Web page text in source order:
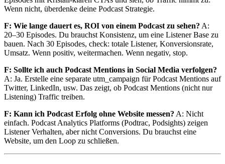
Wenn nicht, überdenke deine Podcast Strategie.
F: Wie lange dauert es, ROI von einem Podcast zu sehen? A:
20–30 Episodes. Du brauchst Konsistenz, um eine Listener Base zu
bauen. Nach 30 Episodes, check: totale Listener, Konversionsrate,
Umsatz. Wenn positiv, weitermachen. Wenn negativ, stop.
F: Sollte ich auch Podcast Mentions in Social Media verfolgen?
A: Ja. Erstelle eine separate utm_campaign für Podcast Mentions auf
Twitter, LinkedIn, usw. Das zeigt, ob Podcast Mentions (nicht nur
Listening) Traffic treiben.
F: Kann ich Podcast Erfolg ohne Website messen? A: Nicht
einfach. Podcast Analytics Platforms (Podtrac, Podsights) zeigen
Listener Verhalten, aber nicht Conversions. Du brauchst eine
Website, um den Loop zu schließen.